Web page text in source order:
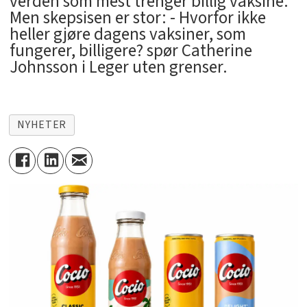
Men skepsisen er stor: - Hvorfor ikke
heller gjøre dagens vaksiner, som
fungerer, billigere? spør Catherine
Johnsson i Leger uten grenser.
NYHETER